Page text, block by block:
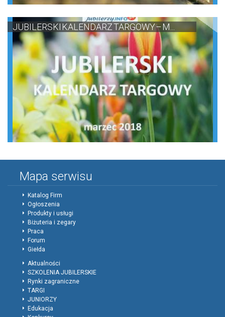
JUBILERSKI KALENDARZ TARGOWY – M...
Mapa serwisu
Katalog Firm
Ogłoszenia
Produkty i usługi
Biżuteria i zegary
Praca
Forum
Giełda
Aktualności
SZKOLENIA JUBILERSKIE
Rynki zagraniczne
TARGI
JUNIORZY
Edukacja